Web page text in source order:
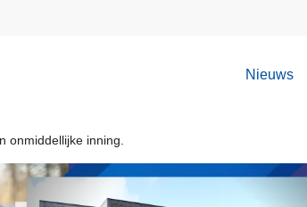
Nieuws
onmiddellijke inning.